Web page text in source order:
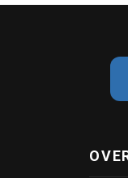
CAPRI